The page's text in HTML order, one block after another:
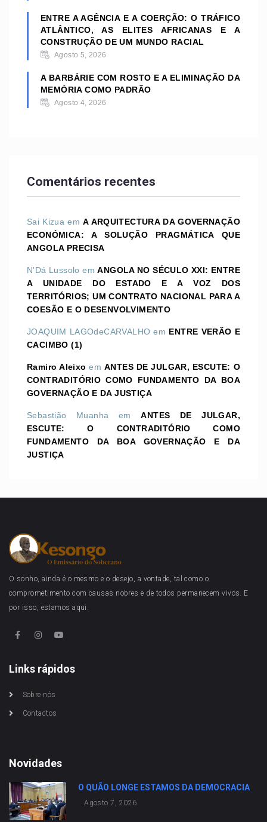
ENTRE A AGÊNCIA E A COERÇÃO: O TRÁFICO
ATLÂNTICO, AS ELITES AFRICANAS E A
CONSTRUÇÃO DE UM MUNDO RACIAL
Agosto 5, 2026
A BARBÁRIE COM ROSTO E A ELIMINAÇÃO DA
MEMÓRIA COMO PADRÃO
Agosto 4, 2026
Comentários recentes
Sai Kizua emA ARQUITECTURA DA GOVERNAÇÃO
ECONÓMICA: A SOLUÇÃO PRAGMÁTICA QUE
ANGOLA PRECISA
N'Dá Lussolo emANGOLA NO SÉCULO XXI: ENTRE
A UNIDADE DO ESTADO E A VOZ DOS
TERRITÓRIOS; UM CONTRATO NACIONAL PARA A
COESÃO E O DESENVOLVIMENTO
JOAQUIM LAGOdeCARVALHO em ENTRE VERÃO E
CACIMBO (1)
Ramiro Aleixo emANTES DE JULGAR, ESCUTE: O
CONTRADITÓRIO COMO FUNDAMENTO DA BOA
GOVERNAÇÃO E DA JUSTIÇA
Sebastião Muanha emANTES DE JULGAR,
ESCUTE: O CONTRADITÓRIO COMO
FUNDAMENTO DA BOA GOVERNAÇÃO E DA
JUSTIÇA
O sonho, ainda é o mesmo e o desejo, a vontade, tal como o
comprometimento com causas nobres e de todos permanecem vivos. E
por isso, estamos aqui.
Links rápidos
Sobre nós
Contactos
Novidades
O QUÃO LONGE ESTAMOS DA DEMOCRACIA
Agosto 7, 2026